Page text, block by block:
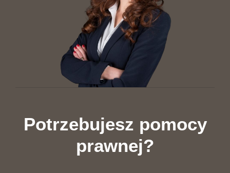
Potrzebujesz pomocy
prawnej?